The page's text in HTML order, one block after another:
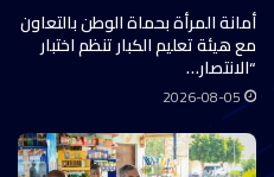
أمانة المرأة بحماة الوطن بالتعاون
مع هيئة تعليم الكبار تنظم اختبار
“الانتصار…
2026-08-05